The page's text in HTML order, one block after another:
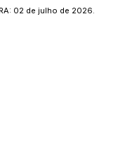
02 de julho de 2026.